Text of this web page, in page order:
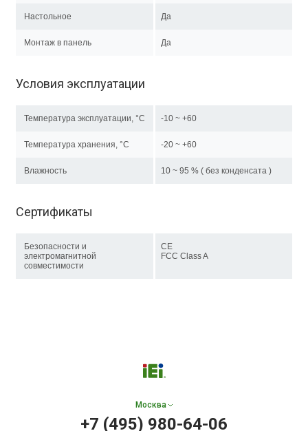
Настольное Да
Монтаж в панель Да
Условия эксплуатации
Температура эксплуатации, °C -10 ~ +60
Температура хранения, °C -20 ~ +60
Влажность 10 ~ 95 % ( без конденсата )
Сертификаты
Безопасности и
электромагнитной
совместимости
CE
FCC Class A
Москва
+7 (495) 980-64-06